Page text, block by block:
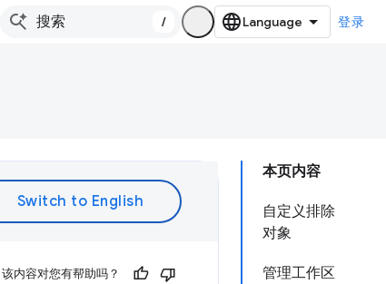
/ 登录
本页内容
自定义排除
对象
管理工作区
该内容对您有帮助吗？